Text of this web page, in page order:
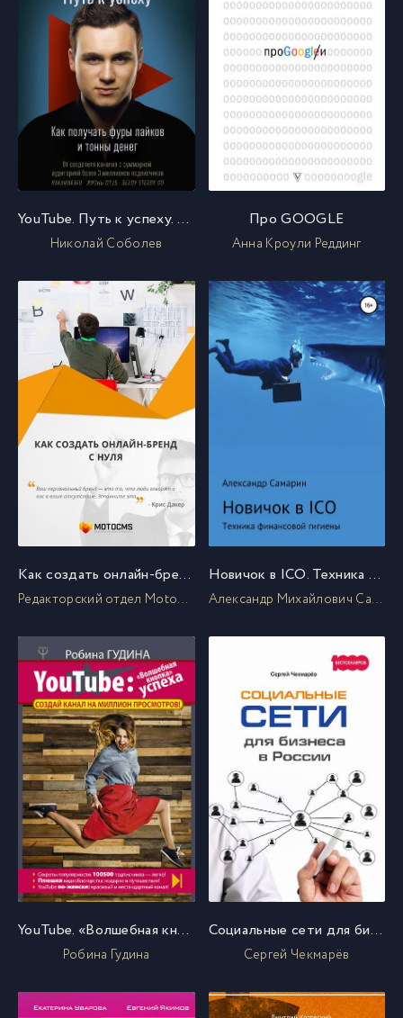
YouTube. Путь к успеху. Как получать фуры лайков и тонны денег
Николай Соболев
Про GOOGLE
Анна Кроули Реддинг
Как создать онлайн-бренд с нуля
Редакторский отдел MotoCMS
Новичок в ICO. Техника финансовой гигиены
Александр Михайлович Самарин
YouTube. «Волшебная кнопка» успеха. Создай канал на миллион просмотров!
Робина Гудина
Социальные сети для бизнеса в России
Сергей Чекмарёв